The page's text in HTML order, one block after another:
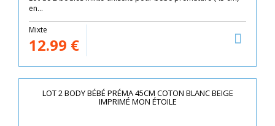
en...
Mixte
12.99 €
LOT 2 BODY BÉBÉ PRÉMA 45CM COTON BLANC BEIGE
IMPRIMÉ MON ÉTOILE